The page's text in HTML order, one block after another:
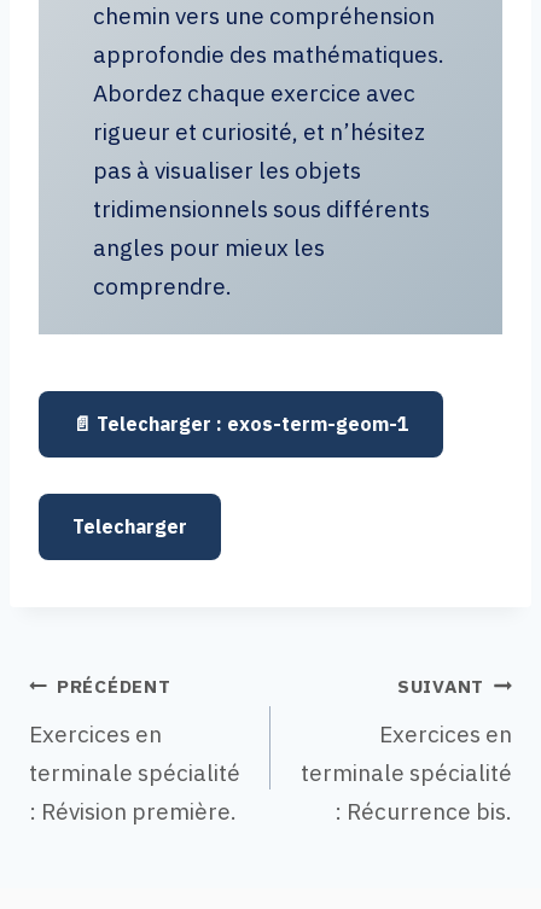
chemin vers une compréhension
approfondie des mathématiques.
Abordez chaque exercice avec
rigueur et curiosité, et n’hésitez
pas à visualiser les objets
tridimensionnels sous différents
angles pour mieux les
comprendre.
exos-term-geom-1
Telecharger
Navigation
de
PRÉCÉDENT
Exercices en
terminale spécialité
: Révision première.
SUIVANT
Exercices en
terminale spécialité
: Récurrence bis.